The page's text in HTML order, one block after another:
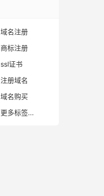
域名注册
商标注册
ssl证书
注册域名
域名购买
更多标签...